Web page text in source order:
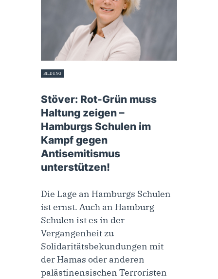
BILDUNG
Stöver: Rot-Grün muss
Haltung zeigen –
Hamburgs Schulen im
Kampf gegen
Antisemitismus
unterstützen!
Die Lage an Hamburgs Schulen
ist ernst. Auch an Hamburg
Schulen ist es in der
Vergangenheit zu
Solidaritätsbekundungen mit
der Hamas oder anderen
palästinensischen Terroristen